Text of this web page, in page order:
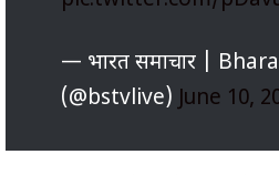
— भारत समाचार |
(@bstvlive) June 10,